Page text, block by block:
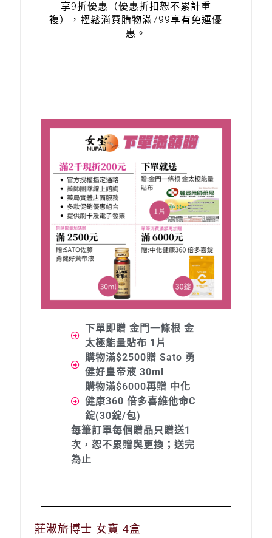
享9折優惠（優惠折扣恕不累計重
複），輕鬆消費購物滿799享有免運優
惠。
下單即贈 金門一條根 金
太極能量貼布 1片
購物滿$2500贈 Sato 勇
健好皇帝液 30ml
購物滿$6000再贈 中化
健康360 倍多喜維他命C
錠(30錠/包)
每筆訂單每個贈品只贈送1
次，恕不累贈與更換；送完
為止
莊淑旂博士 女寶 4盒